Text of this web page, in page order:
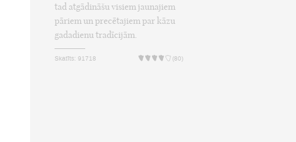
tad atgādināšu visiem jaunajiem
pāriem un precētajiem par kāzu
gadadienu tradīcijām.
Skatīts: 91718 (80)